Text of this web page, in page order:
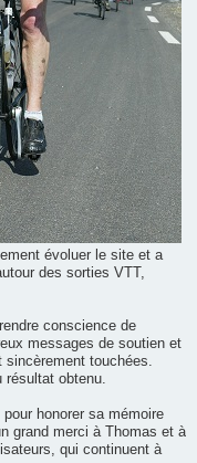
évoluer le site et a
des sorties VTT,
conscience de
messages de soutien et
sincèrement touchées.
résultat obtenu.
honorer sa mémoire
grand merci à Thomas et à
qui continuent à